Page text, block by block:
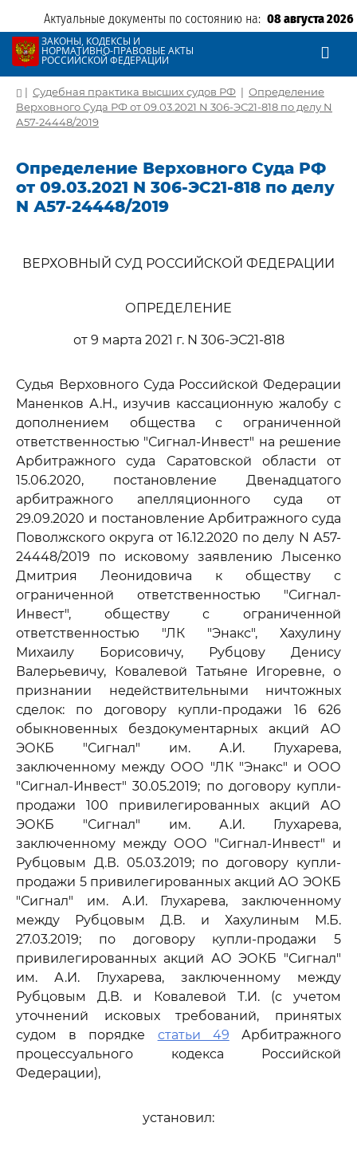
Актуальные документы по состоянию на: 08 августа 2026
ЗАКОНЫ, КОДЕКСЫ И
НОРМАТИВНО-ПРАВОВЫЕ АКТЫ
РОССИЙСКОЙ ФЕДЕРАЦИИ
| Судебная практика высших судов РФ | Определение
Верховного Суда РФ от 09.03.2021 N 306-ЭС21-818 по делу N
А57-24448/2019
Определение Верховного Суда РФ
от 09.03.2021 N 306-ЭС21-818 по делу
N А57-24448/2019
ВЕРХОВНЫЙ СУД РОССИЙСКОЙ ФЕДЕРАЦИИ
ОПРЕДЕЛЕНИЕ
от 9 марта 2021 г. N 306-ЭС21-818
Судья Верховного Суда Российской Федерации
Маненков А.Н., изучив кассационную жалобу с
дополнением общества с ограниченной
ответственностью "Сигнал-Инвест" на решение
Арбитражного суда Саратовской области от
15.06.2020, постановление Двенадцатого
арбитражного апелляционного суда от
29.09.2020 и постановление Арбитражного суда
Поволжского округа от 16.12.2020 по делу N А57-
24448/2019 по исковому заявлению Лысенко
Дмитрия Леонидовича к обществу с
ограниченной ответственностью "Сигнал-
Инвест", обществу с ограниченной
ответственностью "ЛК "Энакс", Хахулину
Михаилу Борисовичу, Рубцову Денису
Валерьевичу, Ковалевой Татьяне Игоревне, о
признании недействительными ничтожных
сделок: по договору купли-продажи 16 626
обыкновенных бездокументарных акций АО
ЭОКБ "Сигнал" им. А.И. Глухарева,
заключенному между ООО "ЛК "Энакс" и ООО
"Сигнал-Инвест" 30.05.2019; по договору купли-
продажи 100 привилегированных акций АО
ЭОКБ "Сигнал" им. А.И. Глухарева,
заключенному между ООО "Сигнал-Инвест" и
Рубцовым Д.В. 05.03.2019; по договору купли-
продажи 5 привилегированных акций АО ЭОКБ
"Сигнал" им. А.И. Глухарева, заключенному
между Рубцовым Д.В. и Хахулиным М.Б.
27.03.2019; по договору купли-продажи 5
привилегированных акций АО ЭОКБ "Сигнал"
им. А.И. Глухарева, заключенному между
Рубцовым Д.В. и Ковалевой Т.И. (с учетом
уточнений исковых требований, принятых
судом в порядке статьи 49 Арбитражного
процессуального кодекса Российской
Федерации),
установил: